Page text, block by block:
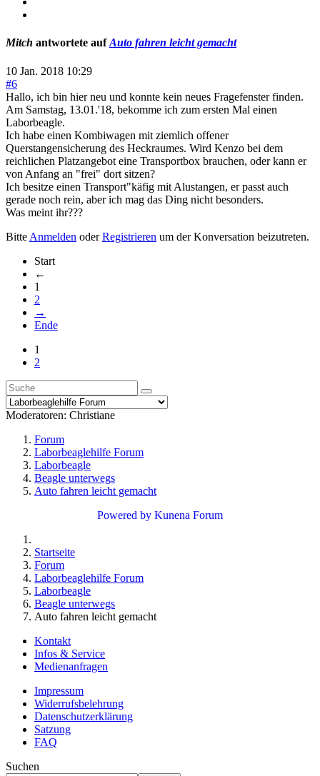
Mitch antwortete aufAuto fahren leicht gemacht
10 Jan. 2018 10:29
#6
Hallo, ich bin hier neu und konnte kein neues Fragefenster finden.
Am Samstag, 13.01.'18, bekomme ich zum ersten Mal einen
Laborbeagle.
Ich habe einen Kombiwagen mit ziemlich offener
Querstangensicherung des Heckraumes. Wird Kenzo bei dem
reichlichen Platzangebot eine Transportbox brauchen, oder kann er
von Anfang an "frei" dort sitzen?
Ich besitze einen Transport"käfig mit Alustangen, er passt auch
gerade noch rein, aber ich mag das Ding nicht besonders.
Was meint ihr???
Bitte Anmelden oderRegistrieren um der Konversation beizutreten.
Start
←
1
2
→
Ende
1
2
Moderatoren: Christiane
Forum
Laborbeaglehilfe Forum
Laborbeagle
Beagle unterwegs
Auto fahren leicht gemacht
Powered by Kunena Forum
Startseite
Forum
Laborbeaglehilfe Forum
Laborbeagle
Beagle unterwegs
Auto fahren leicht gemacht
Kontakt
Infos & Service
Medienanfragen
Impressum
Widerrufsbelehrung
Datenschutzerklärung
Satzung
FAQ
Suchen